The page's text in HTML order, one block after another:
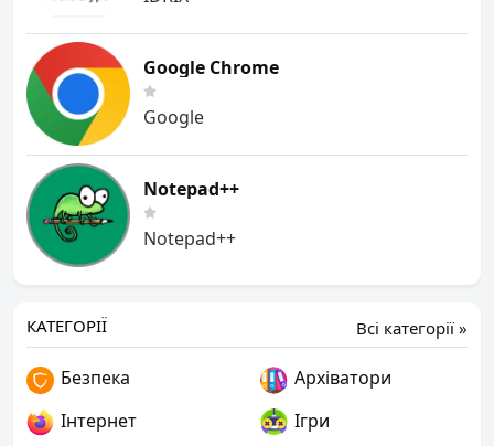
Google Chrome
Google
Notepad++
Notepad++
Всі категорії »
КАТЕГОРІЇ
Безпека
Архіватори
Інтернет
Ігри